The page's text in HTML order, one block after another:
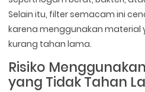
Selain itu, filter semacam ini
karena menggunakan material
kurang tahan lama.
Risiko
yang Tidak Tahan